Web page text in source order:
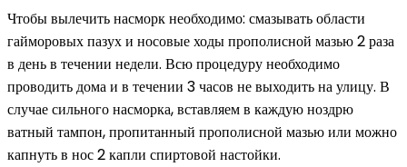
Чтобы вылечить насморк необходимо: смазывать области
гайморовых пазух и носовые ходы прополисной мазью 2 раза
в день в течении недели. Всю процедуру необходимо
проводить дома и в течении 3 часов не выходить на улицу. В
случае сильного насморка, вставляем в каждую ноздрю
ватный тампон, пропитанный прополисной мазью или можно
капнуть в нос 2 капли спиртовой настойки.